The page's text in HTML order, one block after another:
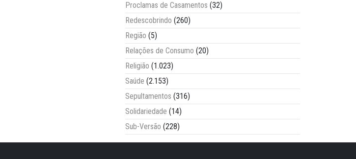
Proclamas de Casamentos (32)
Redescobrindo (260)
Região (5)
Relações de Consumo (20)
Religião (1.023)
Saúde (2.153)
Sepultamentos (316)
Solidariedade (14)
Sub-Versão (228)